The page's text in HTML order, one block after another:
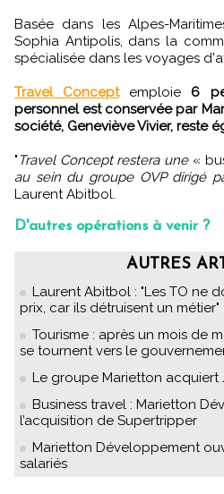
Basée dans les Alpes-
Sophia Antipolis, dans la
spécialisée dans les voyages
Travel Conceptemploie 6
personnel est conservée par
société, Geneviève Vivier, reste
"Travel Concept restera une«
au sein du groupe OVP dirigé
Laurent Abitbol.
D'autres opérations à venir ?
AUTRES
Laurent Abitbol : "Les TO ne
prix, car ils détruisent un métier"
Tourisme : après un mois de
se tournent vers le
Le groupe Marietton acquiert
Business travel : Marietton
l’acquisition de Supertripper
Marietton Développement
salariés